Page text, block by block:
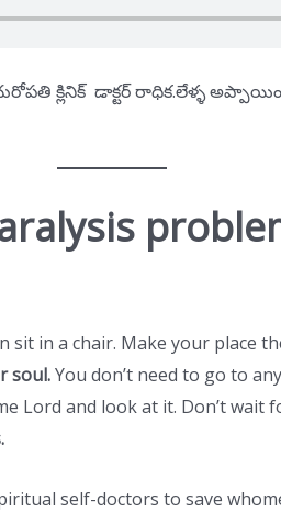
క్లినిక్ డాక్టర్ రాధిక.లేళ్ళ
in a chair. Make your place
soul.You don’t need to go to
Lord and look at it. Don’t wait
self-doctors to save